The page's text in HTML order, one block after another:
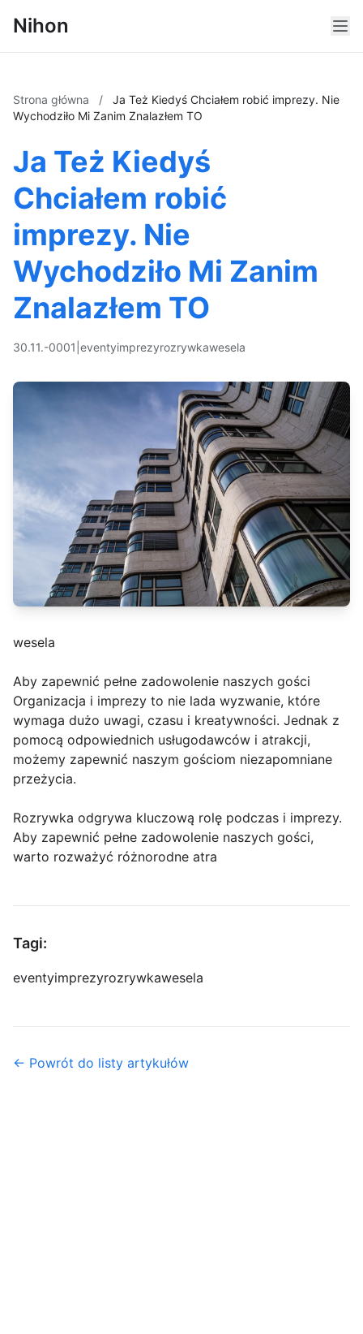
Nihon
Strona główna /
Ja Też Kiedyś Chciałem robić imprezy. Nie
Wychodziło Mi Zanim Znalazłem TO
Ja Też Kiedyś
Chciałem robić
imprezy. Nie
Wychodziło Mi Zanim
Znalazłem TO
30.11.-0001 eventyimprezyrozrywkawesela
wesela
Aby zapewnić pełne zadowolenie naszych gości
Organizacja i imprezy to nie lada wyzwanie, które
wymaga dużo uwagi, czasu i kreatywności. Jednak z
pomocą odpowiednich usługodawców i atrakcji,
możemy zapewnić naszym gościom niezapomniane
przeżycia.
Rozrywka odgrywa kluczową rolę podczas i imprezy.
Aby zapewnić pełne zadowolenie naszych gości,
warto rozważyć różnorodne atra
Tagi:
eventyimprezyrozrywkawesela
← Powrót do listy artykułów